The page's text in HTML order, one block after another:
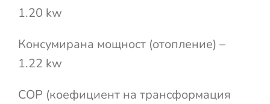
1.20 kw
Консумирана мощност (отопление) –
1.22 kw
COP (коефициент на трансформация